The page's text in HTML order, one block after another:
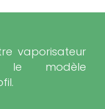
vaporisateur
le modèle